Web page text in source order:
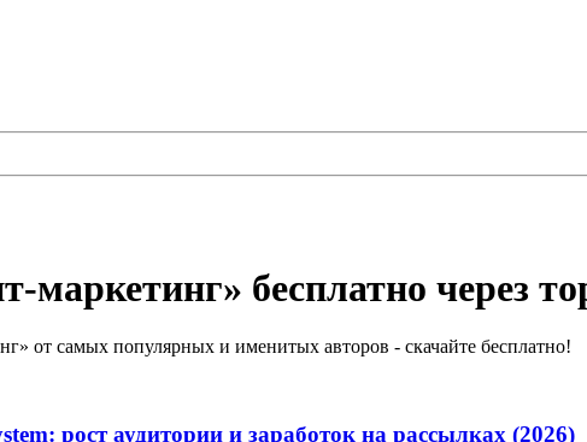
маркетинг» бесплатно через
от самых популярных и именитых авторов - скачайте бесплатно!
рост аудитории и заработок на рассылках (2026)